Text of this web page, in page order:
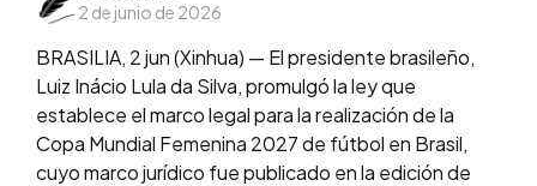
by
2 de junio de 2026
BRASILIA, 2 jun (Xinhua) — El presidente brasileño,
Luiz Inácio Lula da Silva, promulgó la ley que
establece el marco legal para la realización de la
Copa Mundial Femenina 2027 de fútbol en Brasil,
cuyo marco jurídico fue publicado en la edición de